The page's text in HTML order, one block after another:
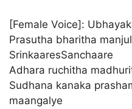
[Female Voice]:
Prasutha bharitha
SrinkaaresSanchaare
Adhara ruchitha
Sudhana kanaka
maangalye